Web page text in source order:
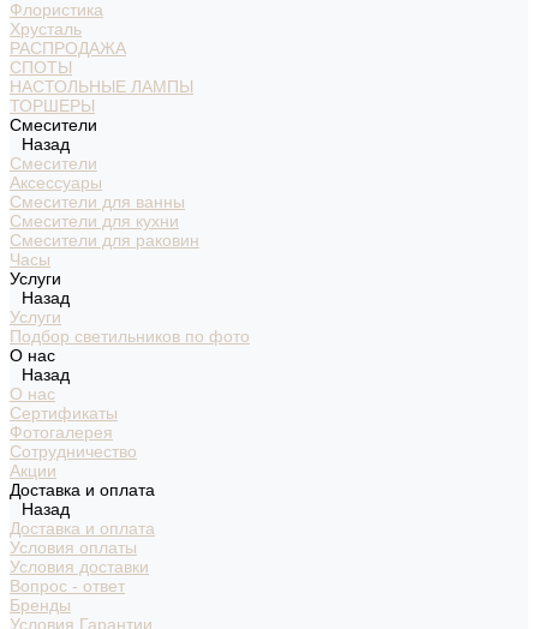
Флористика
Хрусталь
РАСПРОДАЖА
СПОТЫ
НАСТОЛЬНЫЕ ЛАМПЫ
ТОРШЕРЫ
Смесители
Назад
Смесители
Аксессуары
Смесители для ванны
Смесители для кухни
Смесители для раковин
Часы
Услуги
Назад
Услуги
Подбор светильников по фото
О нас
Назад
О нас
Сертификаты
Фотогалерея
Сотрудничество
Акции
Доставка и оплата
Назад
Доставка и оплата
Условия оплаты
Условия доставки
Вопрос - ответ
Бренды
Условия Гарантии